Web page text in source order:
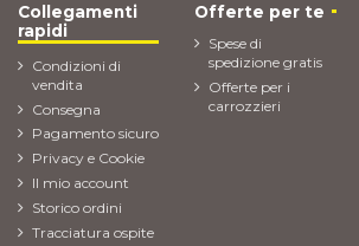
Collegamenti
rapidi
Condizioni di
vendita
Consegna
Pagamento sicuro
Privacy e Cookie
Il mio account
Storico ordini
Tracciatura ospite
Offerte per te
Spese di
spedizione gratis
Offerte per i
carrozzieri